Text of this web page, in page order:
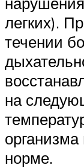
легких).
течении
на
организма
норме.